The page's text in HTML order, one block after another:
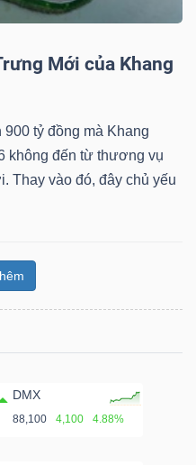
Mới của Khang
tỷ đồng mà Khang
không đến từ thương vụ
Thay vào đó, đây chủ yếu
DMX
88,100 4,100 4.88%